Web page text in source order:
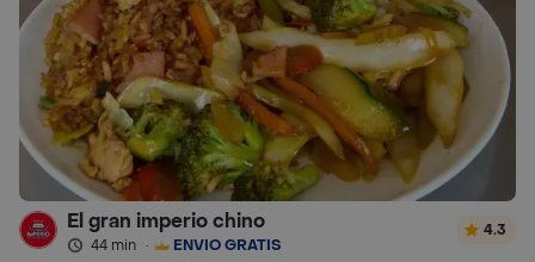
El gran imperio chino
44 min · ENVÍO GRATIS
4.3